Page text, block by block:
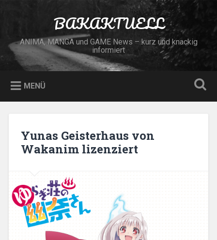
BAKAKTUELL
ANIMA, MANGA und GAME News – kurz und knackig
informiert
MENÜ
Yunas Geisterhaus von
Wakanim lizenziert